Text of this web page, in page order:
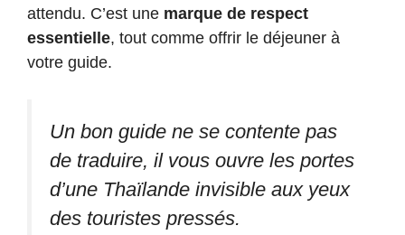
attendu. C’est une marque de respect
essentielle, tout comme offrir le déjeuner à
votre guide.
Un bon guide ne se contente pas
de traduire, il vous ouvre les portes
d’une Thaïlande invisible aux yeux
des touristes pressés.